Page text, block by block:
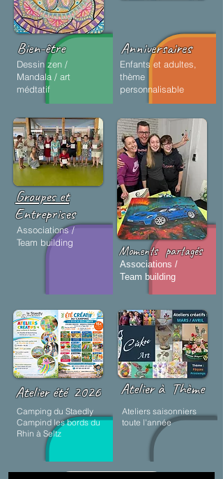
Bien-être
Dessin zen /
Mandala / art
médtatif
Enfants et adultes,
thème
personnalisable
Anniversaires
Groupes et
Associations /
Team building
Entreprises
Moments partagés
Associations /
Team building
Atelier à
Ateliers saisonniers
toute l'année
Thème
Atelier été
Camping du Staedly
Campind les bords du
Rhin à Seltz
2026